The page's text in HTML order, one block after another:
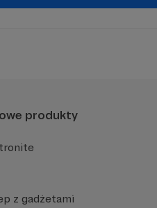
produkty
z gadżetami